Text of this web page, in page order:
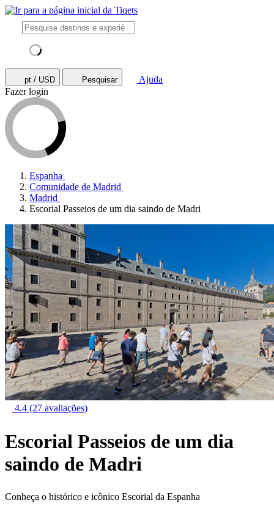
pt / USD Pesquisar
Ajuda
Fazer login
Espanha
Comunidade de Madrid
Madrid
Escorial Passeios de um dia saindo de Madri
4.4 (27 avaliações)
Escorial Passeios de um dia
saindo de Madri
Conheça o histórico e icônico Escorial da Espanha